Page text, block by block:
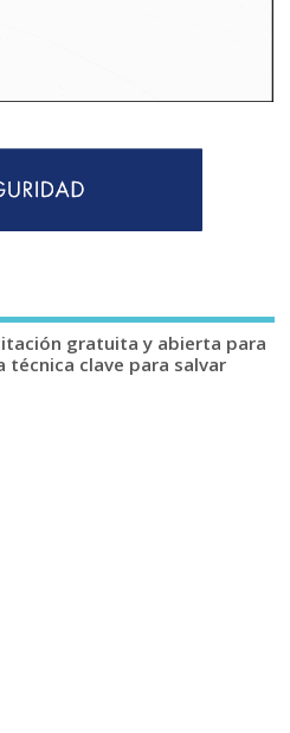
gratuita y abierta para
técnica clave para salvar